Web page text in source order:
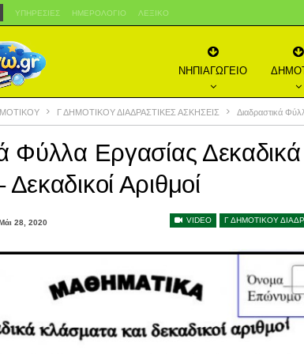
ΥΠΗΡΕΣΊΕΣ ΗΜΕΡΟΛΌΓΙΟ ΛΕΞΙΚΌ
ΝΗΠΙΑΓΩΓΕΙΟ
Γ ΔΗΜΟΤΙΚΟΥ ΔΙΑΔΡΑΣΤΙΚΕΣ ΑΣΚΗΣΕΙΣ Διαδραστικά
Φύλλα Εργασίας Δεκαδικά
Αριθμοί
VIDEO Γ ΔΗΜΟΤΙΚΟΥ
28, 2020